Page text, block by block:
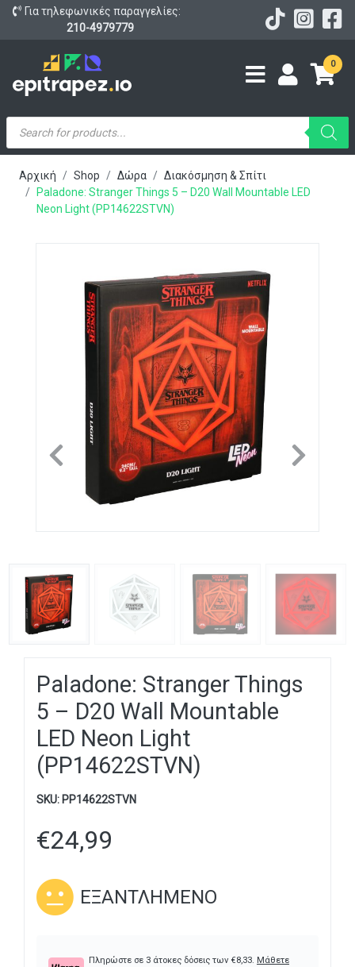
Για τηλεφωνικές παραγγελίες:
210-4979779
0
Products
search
Αρχική Shop Δώρα
Διακόσμηση & Σπίτι
Paladone: Stranger Things 5 – D20 Wall Mountable LED
Neon Light (PP14622STVN)
Previous Next
Paladone: Stranger Things
5 – D20 Wall Mountable
LED Neon Light
(PP14622STVN)
SKU: PP14622STVN
€24,99
ΕΞΑΝΤΛΗΜΈΝΟ
Πληρώστε σε 3 άτοκες δόσεις των €8,33. Μάθετε